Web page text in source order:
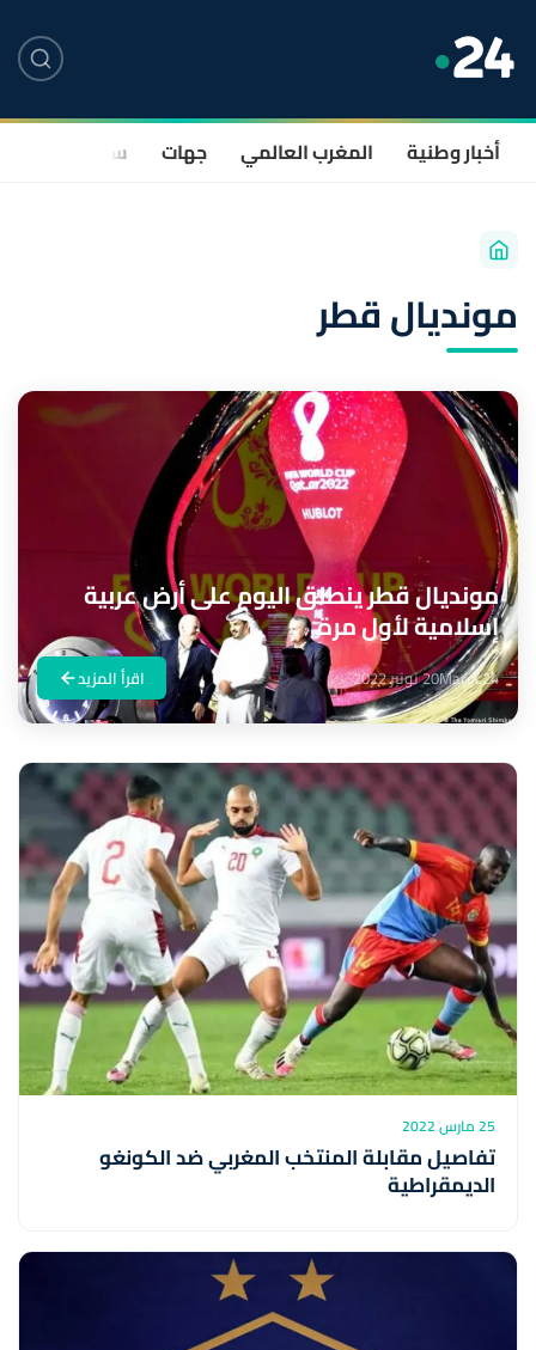
أخبار وطنية المغرب العالمي جهات سياسة
مونديال قطر
مونديال قطر ينطلق اليوم على أرض عربية
إسلامية لأول مرة
Maroc2420 نونبر 2022 اقرأ المزيد
25 مارس 2022
تفاصيل مقابلة المنتخب المغربي ضد الكونغو
الديمقراطية